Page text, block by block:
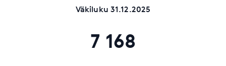
Väkiluku 31.12.2025
7 168